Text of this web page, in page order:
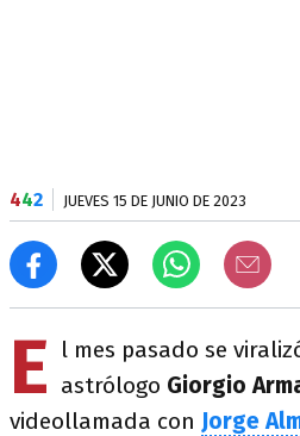
442 JUEVES 15 DE JUNIO DE 2023
E
l mes pasado se
astrólogo Giorgio
videollamada con Jorge